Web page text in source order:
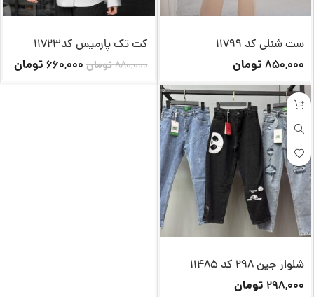
ست شنلی کد 11799
850,000 تومان
کت تک پارمیس کد11723
880,000تومان660,000 تومان
شلوار جین 298 کد 11485
298,000 تومان